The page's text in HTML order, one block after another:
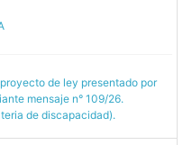
de ley presentado por
mensaje n° 109/26.
de discapacidad).